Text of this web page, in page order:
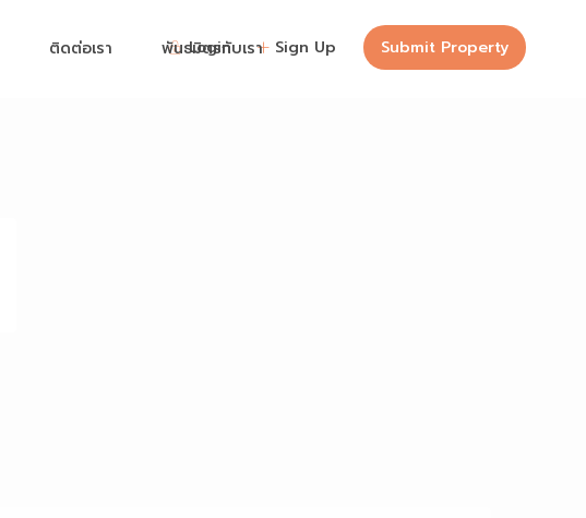
Login Sign Up Submit Property
ติดต่อเรา พันธมิตรกับเรา